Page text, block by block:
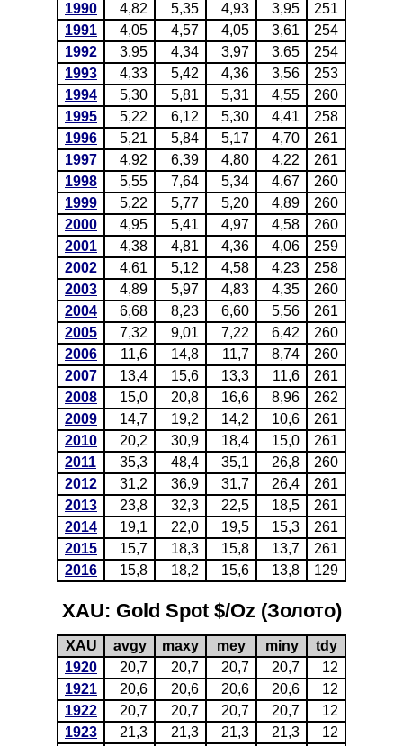
1990 4,82 5,35 4,93 3,95
251
1991
4,05 4,57 4,05 3,61
254
1992
3,95 4,34 3,97 3,65
254
1993
4,33 5,42 4,36 3,56
253
1994
5,30 5,81 5,31 4,55
260
1995
5,22 6,12 5,30 4,41
258
1996
5,21 5,84 5,17 4,70
261
1997
4,92 6,39 4,80 4,22
261
1998
5,55 7,64 5,34 4,67
260
1999
5,22 5,77 5,20 4,89
260
2000
4,95 5,41 4,97 4,58
260
2001
4,38 4,81 4,36 4,06
259
2002
4,61 5,12 4,58 4,23
258
2003
4,89 5,97 4,83 4,35
260
2004
6,68 8,23 6,60 5,56
261
2005
7,32 9,01 7,22 6,42
260
2006
11,6 14,8 11,7 8,74
260
2007
13,4 15,6 13,3 11,6
261
2008
15,0 20,8 16,6 8,96
262
2009
14,7 19,2 14,2 10,6
261
2010
20,2 30,9 18,4 15,0
261
2011
35,3 48,4 35,1 26,8
260
2012
31,2 36,9 31,7 26,4
261
2013
23,8 32,3 22,5 18,5
261
2014
19,1 22,0 19,5 15,3
261
2015
15,7 18,3 15,8 13,7
261
2016
15,8 18,2 15,6 13,8 129
XAU: Gold Spot $/Oz (Золото)
XAU avgy maxy mey miny
tdy
1920
20,7 20,7 20,7 20,7
12
1921
20,6 20,6 20,6 20,6
12
1922
20,7 20,7 20,7 20,7
12
1923
21,3 21,3 21,3 21,3
12